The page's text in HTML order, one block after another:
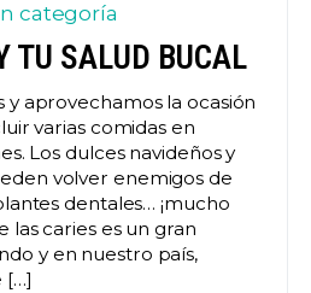
categoría
TU SALUD BUCAL
y aprovechamos la ocasión
varias comidas en
Los dulces navideños y
volver enemigos de
dentales… ¡mucho
las caries es un gran
y en nuestro país,
[…]